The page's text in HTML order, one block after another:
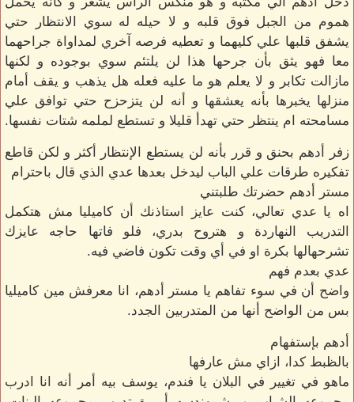
هموم من الجبل فوق قلبه و لا حيله له سوي الانتظار حتي
يشفق قلبها علي كليهما و تعطيه فرصه آخري لمداواة جراحهما
معا فهو يثق بأن جرحها هذا لن يلتئم سوي بوجوده و لكنها
مازالت تكابر و لا يعلم هو ما عليه فعله هل يذهب و يقف أمام
منزلها يخبرها بأنه يعشقها و أنه لن يتزحزح حتي توافق علي
مسامحته ام ينتظر حتي تهدأ قليلا و تستطع لملمه شتات نفسها.
زفر أدهم بحنق و قرر بأنه لن يستطع الإنتظار أكثر و لكن قاطع
تفكيره طرقات علي الباب ليدخل بعدها عدي الذي قال باحترام
مستر أدهم حضرتك طلبتني
اه يا عدي تعالي، كنت عايز استاذنك أن كاميليا مش هتكمل
التدريب النهاردة و هتروح بدري، فلو فاتها حاجه عايزك
تشرحهالها بكرة او في أي وقت تكون فاضي فيه.
عدي بعدم فهم
واضح أن في سوء تفاهم يا مستر أدهم، انا معرفش مين كاميليا
بس من الواضح أنها من المتدربين الجدد.
أدهم بإستفهام
بالظبط كدا، ازاي مش عارفها
ماهو في تغيير في البلان يا فندم، يوسف بيه أمر أنه انا ادرب